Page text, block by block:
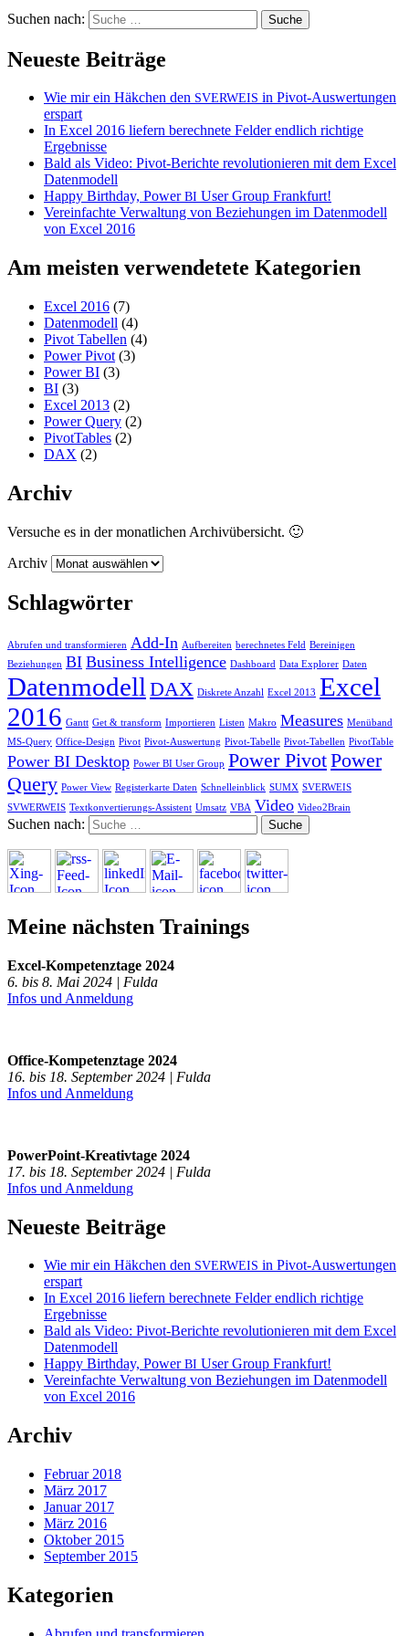
Suchen nach:
Neueste Beiträge
Wie mir ein Häkchen den SVERWEIS in Pivot-Auswertungen
erspart
In Excel 2016 liefern berechnete Felder endlich richtige
Ergebnisse
Bald als Video: Pivot-Berichte revolutionieren mit dem Excel
Datenmodell
Happy Birthday, PowerBI User Group Frankfurt!
Vereinfachte Verwaltung von Beziehungen im Datenmodell
von Excel 2016
Am meisten verwendetete Kategorien
Excel 2016 (7)
Datenmodell (4)
Pivot Tabellen (4)
Power Pivot (3)
Power BI (3)
BI (3)
Excel 2013 (2)
Power Query (2)
PivotTables (2)
DAX (2)
Archiv
Versuche es in der monatlichen Archivübersicht. 🙂
Archiv
Schlagwörter
Abrufen und transformieren Add-In Aufbereiten berechnetes Feld Bereinigen
Beziehungen BI Business Intelligence Dashboard Data Explorer Daten
Datenmodell DAX Diskrete Anzahl Excel 2013 Excel
2016 Gantt Get & transform Importieren Listen Makro Measures Menüband
MS-Query Office-Design Pivot Pivot-Auswertung Pivot-Tabelle Pivot-Tabellen PivotTable
Power BI Desktop Power BI User Group Power PivotPower
Query Power View Registerkarte Daten Schnelleinblick SUMX SVERWEIS
SVWERWEIS Textkonvertierungs-Assistent Umsatz VBA Video Video2Brain
Suchen nach:
Meine nächsten Trainings
Excel-Kompetenztage 2024
6. bis 8. Mai 2024 | Fulda
Infos und Anmeldung
Office-Kompetenztage 2024
16. bis 18. September 2024 | Fulda
Infos und Anmeldung
PowerPoint-Kreativtage 2024
17. bis 18. September 2024 | Fulda
Infos und Anmeldung
Neueste Beiträge
Wie mir ein Häkchen den SVERWEIS in Pivot-Auswertungen
erspart
In Excel 2016 liefern berechnete Felder endlich richtige
Ergebnisse
Bald als Video: Pivot-Berichte revolutionieren mit dem Excel
Datenmodell
Happy Birthday, PowerBI User Group Frankfurt!
Vereinfachte Verwaltung von Beziehungen im Datenmodell
von Excel 2016
Archiv
Februar 2018
März 2017
Januar 2017
März 2016
Oktober 2015
September 2015
Kategorien